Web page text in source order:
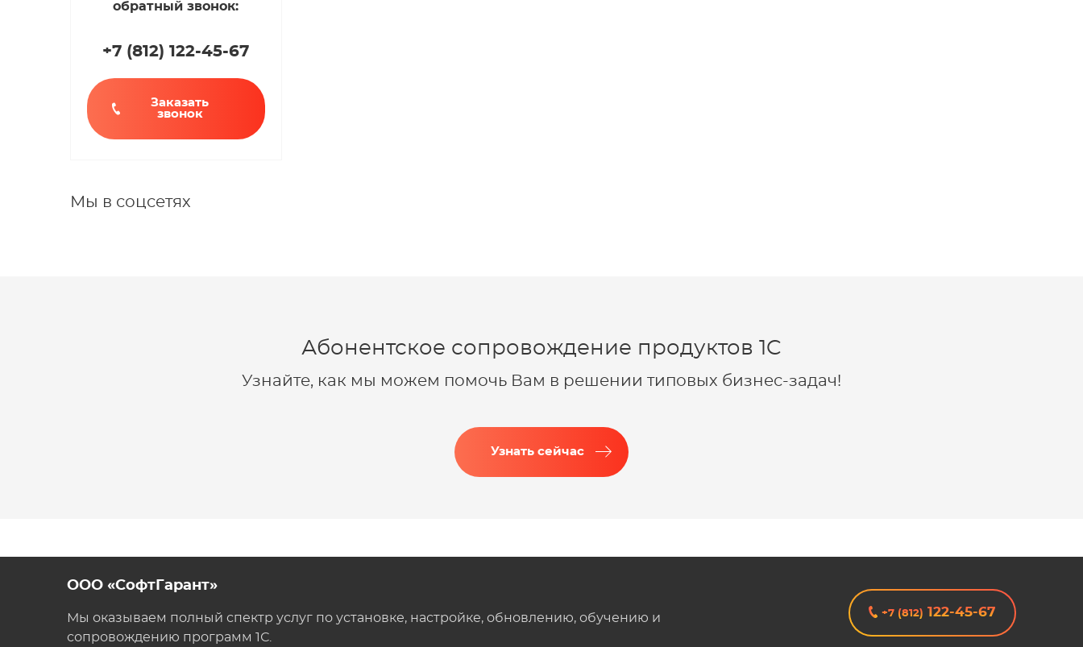
обратный звонок:
+7 (812)122-45-67
Заказать
звонок
Мы в соцсетях
Абонентское сопровождение продуктов 1C
Узнайте, как мы можем помочь Вам в решении типовых бизнес-задач!
Узнать сейчас
ООО «СофтГарант»
Мы оказываем полный спектр услуг по установке, настройке, обновлению, обучению и
сопровождению программ 1С.
+7 (812) 122-45-67